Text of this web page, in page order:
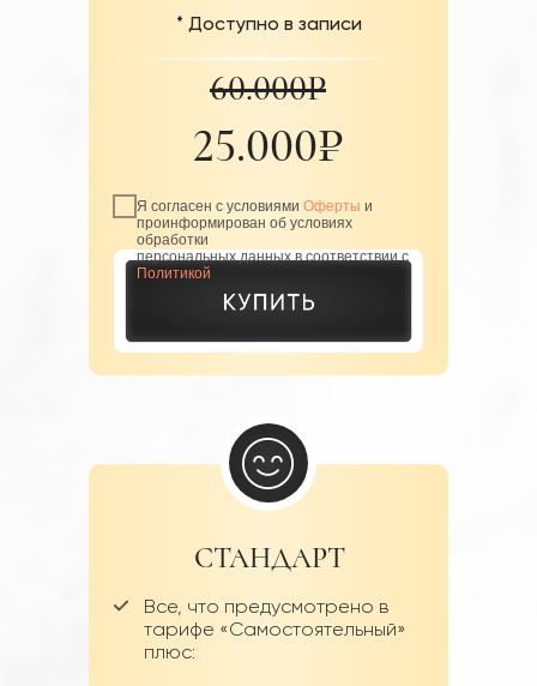
25.000₽
60.000₽
СТАНДАРТ
Все, что предусмотрено в
тарифе «Самостоятельный»
плюс:
* Доступно в записи
Я согласен с условиями Оферты и
проинформирован об условиях
обработки
персональных данных в соответствии с
Политикой